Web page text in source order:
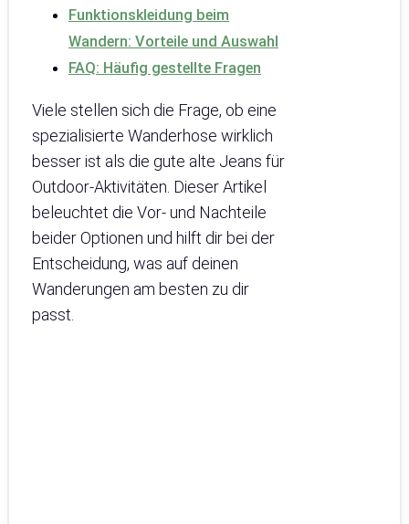
Funktionskleidung beim
Wandern: Vorteile und Auswahl
FAQ: Häufig gestellte Fragen
Viele stellen sich die Frage, ob eine
spezialisierte Wanderhose wirklich
besser ist als die gute alte Jeans für
Outdoor-Aktivitäten. Dieser Artikel
beleuchtet die Vor- und Nachteile
beider Optionen und hilft dir bei der
Entscheidung, was auf deinen
Wanderungen am besten zu dir
passt.